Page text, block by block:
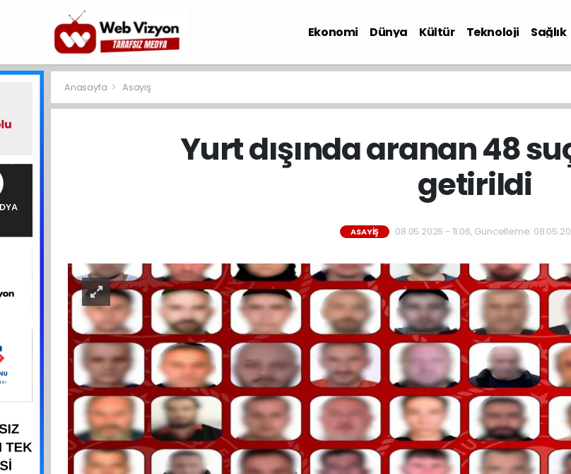
Ekonomi Dünya Kültür Teknoloji Sağlık
Anasayfa Asayiş
Yurt dışında aranan 48
getirildi
ASAYIŞ 08.05.2026 - 11:06, Güncelleme: